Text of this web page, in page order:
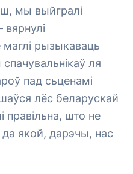
мы выйгралі
вярнулі
рызыкаваць
ля
пад сьценамі
лёс беларускай
правільна, што не
да якой, дарэчы, нас